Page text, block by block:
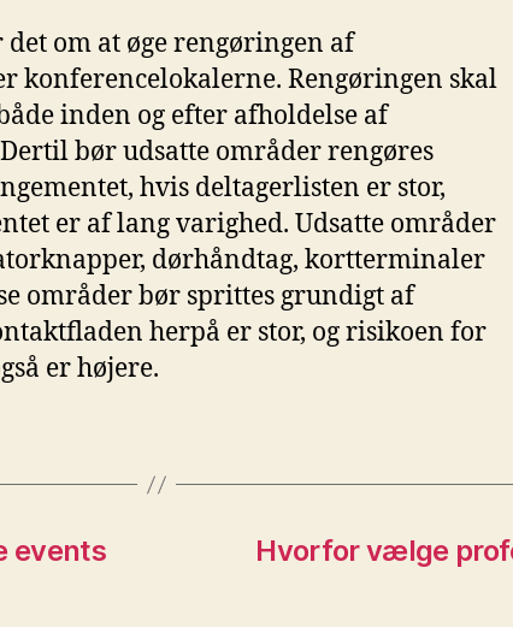
om at øge rengøringen af
konferencelokalerne. Rengøringen skal
inden og efter afholdelse af
bør udsatte områder rengøres
hvis deltagerlisten er stor,
er af lang varighed. Udsatte områder
dørhåndtag, kortterminaler
områder bør sprittes grundigt af
herpå er stor, og risikoen for
er højere.
events
Hvorfor vælge